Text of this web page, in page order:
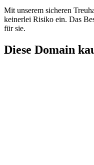
Mit unserem sicheren
keinerlei Risiko ein. Das
für sie.
Diese Domain